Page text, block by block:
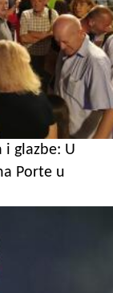
glazbe: U
Porte u